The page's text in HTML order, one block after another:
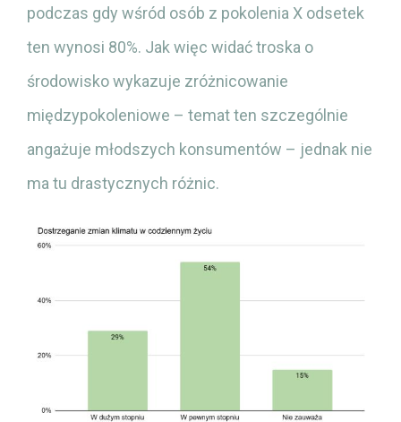
podczas gdy wśród osób z pokolenia X odsetek
ten wynosi 80%. Jak więc widać troska o
środowisko wykazuje zróżnicowanie
międzypokoleniowe – temat ten szczególnie
angażuje młodszych konsumentów – jednak nie
ma tu drastycznych różnic.